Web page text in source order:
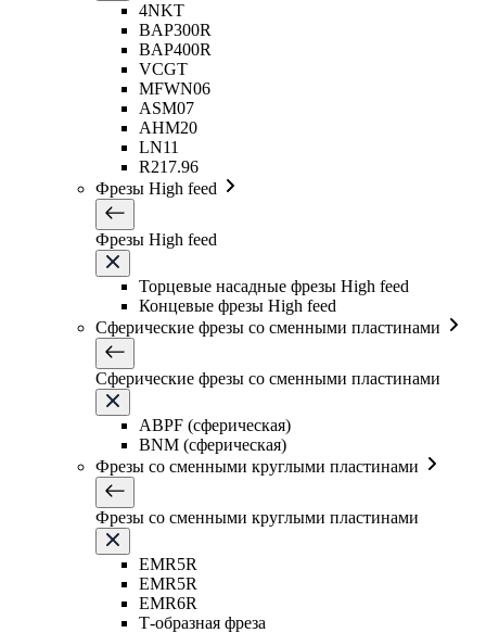
4NKT
BAP300R
BAP400R
VCGT
MFWN06
ASM07
AHM20
LN11
R217.96
Фрезы High feed
Фрезы High feed
Торцевые насадные фрезы High feed
Концевые фрезы High feed
Сферические фрезы со сменными пластинами
Сферические фрезы со сменными пластинами
ABPF (сферическая)
BNM (сферическая)
Фрезы со сменными круглыми пластинами
Фрезы со сменными круглыми пластинами
EMR5R
EMR5R
EMR6R
Т-образная фреза